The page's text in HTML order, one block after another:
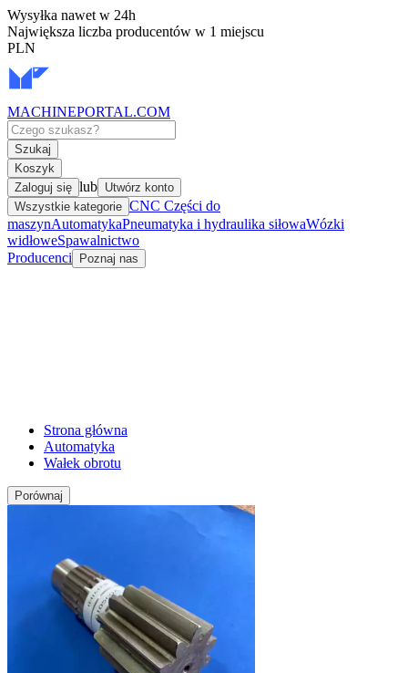
Wysyłka nawet w 24h
Największa liczba producentów w 1 miejscu
PLN
MACHINEPORTAL.COM
Szukaj
Koszyk
Zaloguj się lub Utwórz konto
Wszystkie kategorie CNC Części do
maszynAutomatykaPneumatyka i hydraulika siłowaWózki
widłoweSpawalnictwo
Producenci
Poznaj nas
Strona główna
Automatyka
Wałek obrotu
Porównaj